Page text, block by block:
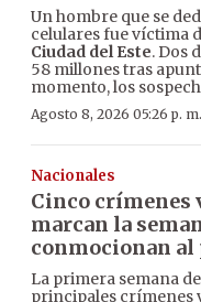
Un hombre que se
celulares fue víctima
Ciudad del Este. Dos
58 millones tras
momento, los
Agosto 8, 2026 05:26 p. m.
Nacionales
Cinco crímenes
marcan la
conmocionan al
La primera semana
principales crímenes